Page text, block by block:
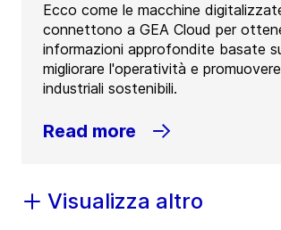
Ecco come le macchine
connettono a GEA Cloud per
informazioni approfondite basate
migliorare l'operatività e
industriali sostenibili.
Read more
Visualizza altro